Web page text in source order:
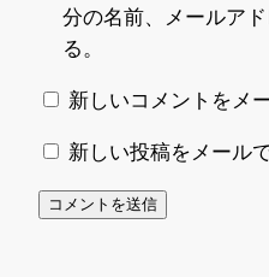
分の名前、メールア
る。
新しいコメントをメ
新しい投稿をメール